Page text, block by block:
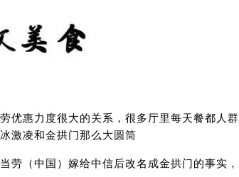
优惠力度很大的关系，很多厅里每天餐都人
激凌和金拱门那么大圆筒
劳（中国）嫁给中信后改名成金拱门的事实